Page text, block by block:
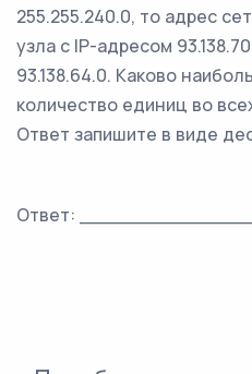
255.255.240.0, то адрес
узла с IP-адресом
93.138.64.0. Каково
количество единиц во
Ответ запишите в виде
Ответ: